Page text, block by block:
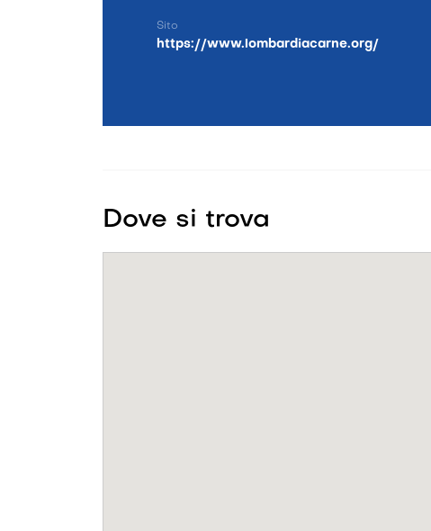
Sito
https://www.lombardiacarne.org/
Dove si trova